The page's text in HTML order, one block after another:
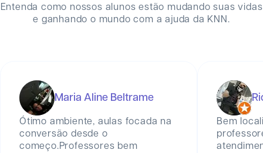
Entenda como nossos alunos estão mudando suas vidas
e ganhando o mundo com a ajuda da KNN.
Maria Aline Beltrame
Ótimo ambiente, aulas focada na
conversão desde o
começo.Professores bem
Bem